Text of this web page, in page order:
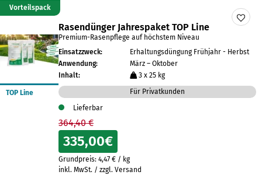
Vorteilspack
TOP Line
Rasendünger Jahrespaket TOP Line
Premium-Rasenpflege auf höchstem Niveau
Einsatzzweck:
Erhaltungsdüngung Frühjahr - Herbst
Anwendung:
März – Oktober
Inhalt:
3 x 25 kg
Für Privatkunden
Lieferbar
364,40 €
335,00€
Grundpreis: 4,47 € / kg
inkl. MwSt. / zzgl. Versand